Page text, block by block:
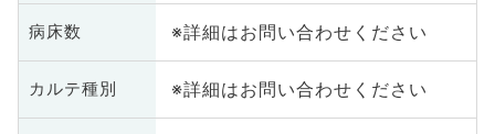
病床数 ※詳細はお問い合わせください
カルテ種別 ※詳細はお問い合わせください